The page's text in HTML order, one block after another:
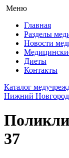
Меню
Главная
Разделы
Новости
Диеты
Контакты
Каталог
Нижний Новгород
37